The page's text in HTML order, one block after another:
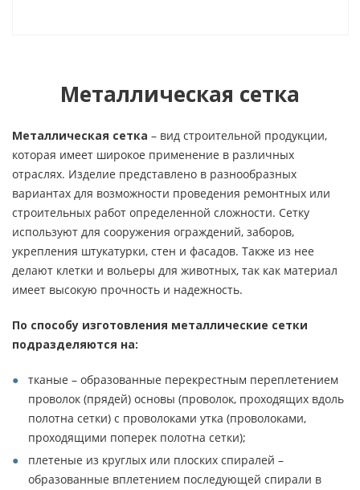
Металлическая сетка
Металлическая сетка – вид строительной продукции,
которая имеет широкое применение в различных
отраслях. Изделие представлено в разнообразных
вариантах для возможности проведения ремонтных или
строительных работ определенной сложности. Сетку
используют для сооружения ограждений, заборов,
укрепления штукатурки, стен и фасадов. Также из нее
делают клетки и вольеры для животных, так как материал
имеет высокую прочность и надежность.
По способу изготовления металлические сетки
подразделяются на:
тканые – образованные перекрестным переплетением
проволок (прядей) основы (проволок, проходящих вдоль
полотна сетки) с проволоками утка (проволоками,
проходящими поперек полотна сетки);
плетеные из круглых или плоских спиралей –
образованные вплетением последующей спирали в